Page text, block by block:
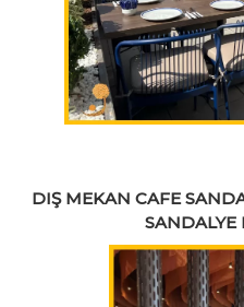
DIŞ MEKAN CAFE
SANDALYE